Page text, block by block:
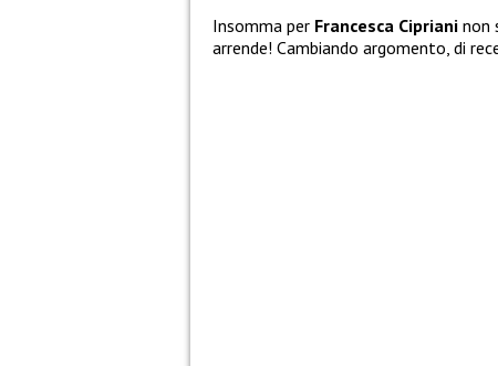
Insomma per Francesca Cipriani non
arrende! Cambiando argomento, di